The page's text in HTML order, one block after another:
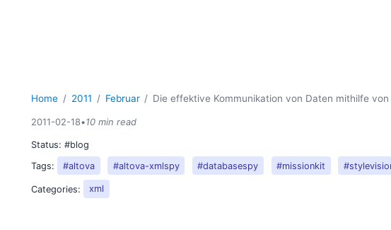
Home 2011 Februar Die effektive Kommunikation von Daten mithilfe von
2011-02-18•10 min read
Status:#blog
Tags:
#altova #altova-xmlspy #databasespy #missionkit
Categories: xml